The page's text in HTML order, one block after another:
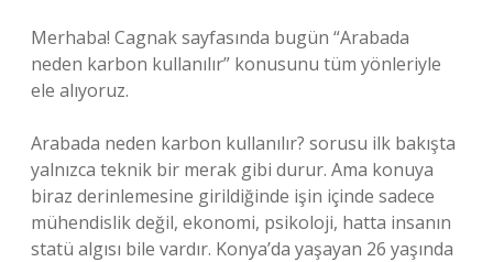
Merhaba! Cagnak sayfasında bugün “Arabada
neden karbon kullanılır” konusunu tüm yönleriyle
ele alıyoruz.
Arabada neden karbon kullanılır? sorusu ilk bakışta
yalnızca teknik bir merak gibi durur. Ama konuya
biraz derinlemesine girildiğinde işin içinde sadece
mühendislik değil, ekonomi, psikoloji, hatta insanın
statü algısı bile vardır. Konya’da yaşayan 26 yaşında